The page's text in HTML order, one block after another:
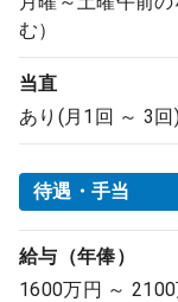
む）
当直
あり(月1回 ～ 3回
待遇・手当
給与（年俸）
1600万円 ～